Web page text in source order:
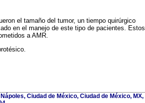
el tamaño del tumor, un tiempo quirúrgico
en el manejo de este tipo de pacientes. Estos
a AMR.
Ciudad de México, Ciudad de México, MX,